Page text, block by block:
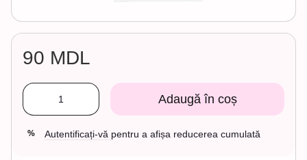
90 MDL
Adaugă în coș
% Autentificați-vă pentru a afișa reducerea cumulată